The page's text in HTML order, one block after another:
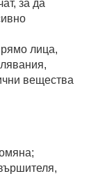
за да
лица,
вещества